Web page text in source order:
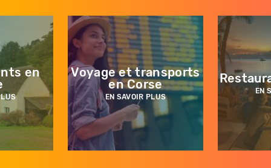
en
Voyage et transports
en Corse
EN SAVOIR PLUS
EN